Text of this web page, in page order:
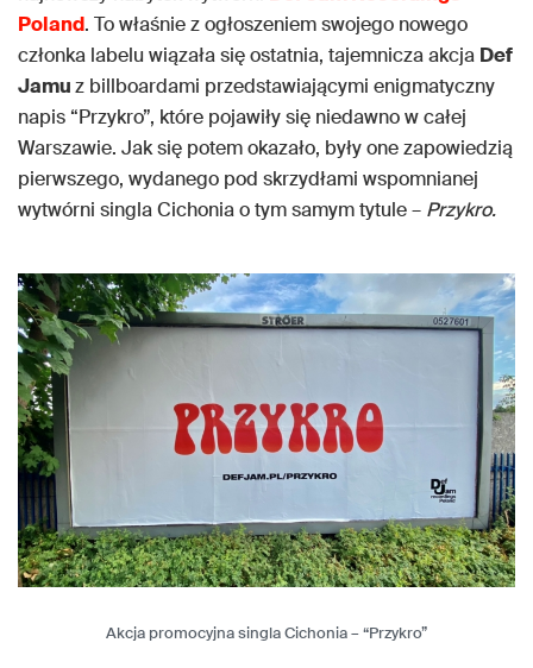
Poland. To właśnie z ogłoszeniem swojego nowego
członka labelu wiązała się ostatnia, tajemnicza akcja Def
Jamuz billboardami przedstawiającymi enigmatyczny
napis “Przykro”, które pojawiły się niedawno w całej
Warszawie. Jak się potem okazało, były one zapowiedzią
pierwszego, wydanego pod skrzydłami wspomnianej
wytwórni singla Cichonia o tym samym tytule – Przykro.
Akcja promocyjna singla Cichonia – “Przykro”